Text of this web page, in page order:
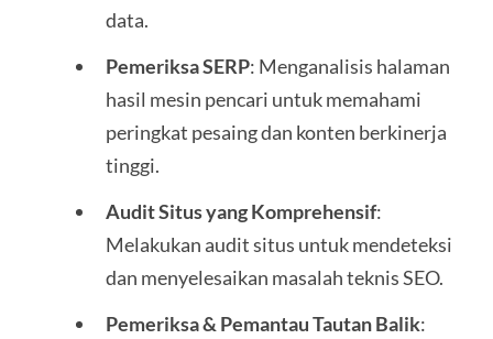
data.
Pemeriksa SERP: Menganalisis halaman
hasil mesin pencari untuk memahami
peringkat pesaing dan konten berkinerja
tinggi.
Audit Situs yang Komprehensif:
Melakukan audit situs untuk mendeteksi
dan menyelesaikan masalah teknis SEO.
Pemeriksa & Pemantau Tautan Balik: